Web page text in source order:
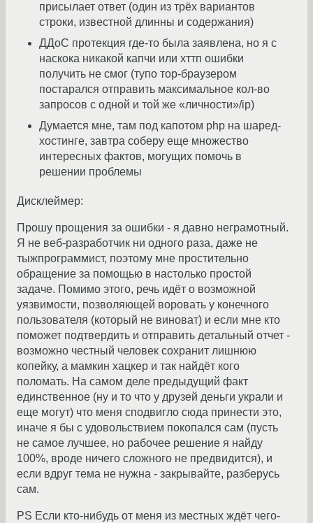
присылает ответ (один из трёх вариантов
строки, известной длинны и содержания)
ДДоС протекция где-то была заявлена, но я с
наскока никакой капчи или хттп ошибки
получить не смог (тупо тор-браузером
постарался отправить максимальное кол-во
запросов с одной и той же «личности»/ip)
Думается мне, там под капотом php на шаред-
хостинге, завтра соберу еще множество
интересных фактов, могущих помочь в
решении проблемы
Дисклеймер:
Прошу прощения за ошибки - я давно неграмотный.
Я не веб-разработчик ни одного раза, даже не
тыжпрограммист, поэтому мне простительно
обращение за помощью в настолько простой
задаче. Помимо этого, речь идёт о возможной
уязвимости, позволяющей воровать у конечного
пользователя (который не виноват) и если мне кто
поможет подтвердить и отправить детальный отчет -
возможно честный человек сохранит лишнюю
копейку, а мамкин хацкер и так найдёт кого
поломать. На самом деле предыдущий факт
единственное (ну и то что у друзей деньги украли и
еще могут) что меня сподвигло сюда принести это,
иначе я бы с удовольствием покопался сам (пусть
не самое лучшее, но рабочее решение я найду
100%, вроде ничего сложного не предвидится), и
если вдруг тема не нужна - закрывайте, разберусь
сам.
PS Если кто-нибудь от меня из местных ждёт чего-